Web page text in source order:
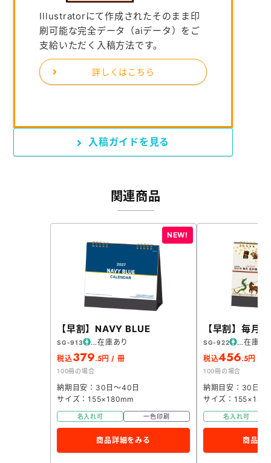
Illustratorにて作成されたそのまま印
刷可能な完全データ（aiデータ）をご
支給いただく入稿方法です。
詳しくはこちら
入稿ガイドを見る
関連商品
【早割】NAVY BLUE
SG-913
在庫あり
税込379.5円 / 冊
100冊の場合
納期目安：30日～40日
サイズ：155×180mm
名入れ可 一色印刷
商品詳細をみる
【早割】毎月
SG-922
在庫あ
税込456.5円 /
100冊の場合
納期目安：30日～
サイズ：
名入れ可
商品詳